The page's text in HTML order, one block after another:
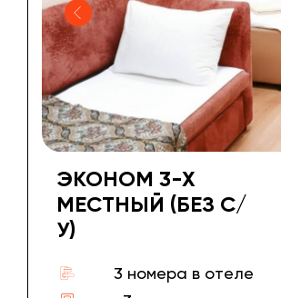
ЭКОНОМ 3-Х
МЕСТНЫЙ (БЕЗ С/
У)
3 номера в отеле